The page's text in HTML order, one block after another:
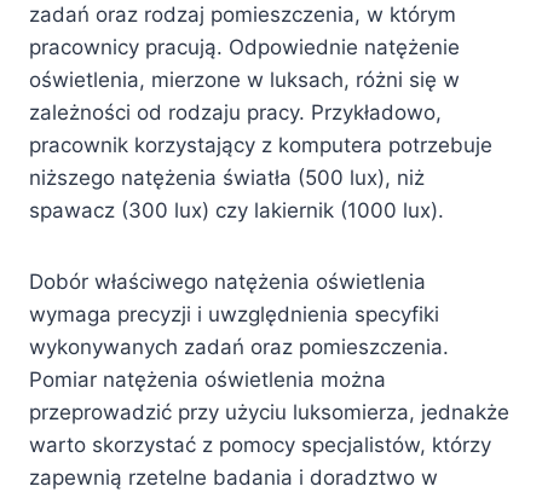
zadań oraz rodzaj pomieszczenia, w którym
pracownicy pracują. Odpowiednie natężenie
oświetlenia, mierzone w luksach, różni się w
zależności od rodzaju pracy. Przykładowo,
pracownik korzystający z komputera potrzebuje
niższego natężenia światła (500 lux), niż
spawacz (300 lux) czy lakiernik (1000 lux).
Dobór właściwego natężenia oświetlenia
wymaga precyzji i uwzględnienia specyfiki
wykonywanych zadań oraz pomieszczenia.
Pomiar natężenia oświetlenia można
przeprowadzić przy użyciu luksomierza, jednakże
warto skorzystać z pomocy specjalistów, którzy
zapewnią rzetelne badania i doradztwo w